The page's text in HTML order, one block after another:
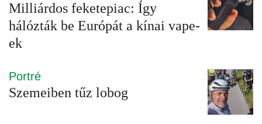
Milliárdos feketepiac: Így
hálózták be Európát a kínai vape-
ek
Portré
Szemeiben tűz lobog